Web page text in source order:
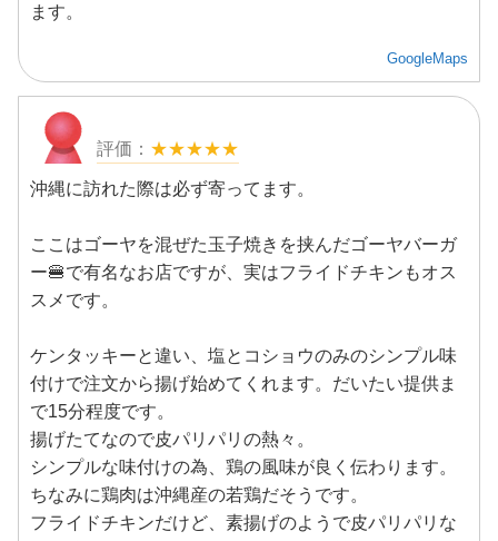
ます。
GoogleMaps
★★★★★
沖縄に訪れた際は必ず寄ってます。
ここはゴーヤを混ぜた玉子焼きを挟んだゴーヤバーガ
ー🍔で有名なお店ですが、実はフライドチキンもオス
スメです。
ケンタッキーと違い、塩とコショウのみのシンプル味
付けで注文から揚げ始めてくれます。だいたい提供ま
で15分程度です。
揚げたてなので皮パリパリの熱々。
シンプルな味付けの為、鶏の風味が良く伝わります。
ちなみに鶏肉は沖縄産の若鶏だそうです。
フライドチキンだけど、素揚げのようで皮パリパリな